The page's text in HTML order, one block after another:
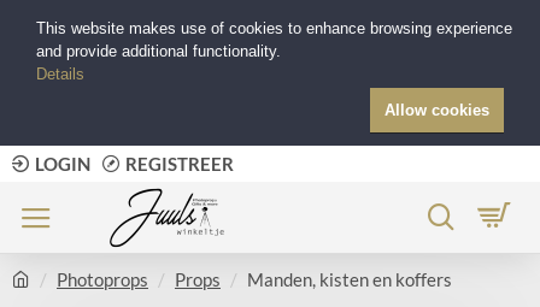
LOGIN REGISTREER
Photoprops Props Manden, kisten en koffers
This website makes use of cookies to enhance browsing experience
and provide additional functionality.
Details
Allow cookies